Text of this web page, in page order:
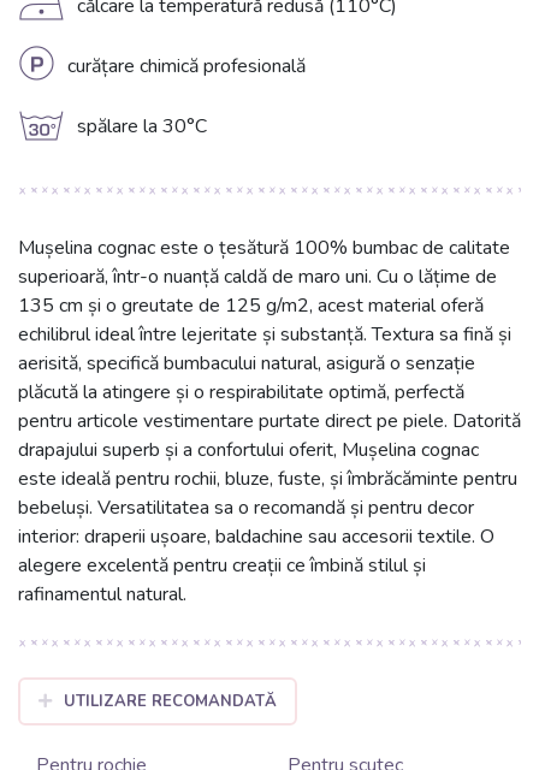
D călcare la temperatură redusă (110°C)
L curățare chimică profesională
g spălare la 30°C
Mușelina cognac este o țesătură 100% bumbac de calitate
superioară, într-o nuanță caldă de maro uni. Cu o lățime de
135 cm și o greutate de 125 g/m2, acest material oferă
echilibrul ideal între lejeritate și substanță. Textura sa fină și
aerisită, specifică bumbacului natural, asigură o senzație
plăcută la atingere și o respirabilitate optimă, perfectă
pentru articole vestimentare purtate direct pe piele. Datorită
drapajului superb și a confortului oferit, Mușelina cognac
este ideală pentru rochii, bluze, fuste, și îmbrăcăminte pentru
bebeluși. Versatilitatea sa o recomandă și pentru decor
interior: draperii ușoare, baldachine sau accesorii textile. O
alegere excelentă pentru creații ce îmbină stilul și
rafinamentul natural.
UTILIZARE RECOMANDATĂ